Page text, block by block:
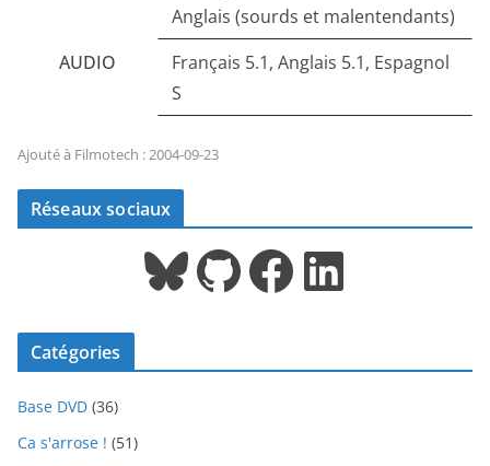
Anglais (sourds et malentendants)
AUDIO
Français 5.1, Anglais 5.1, Espagnol
S
Ajouté à Filmotech : 2004-09-23
Réseaux sociaux
Bluesky GitHub Facebook LinkedIn
Catégories
Base DVD (36)
Ca s'arrose ! (51)